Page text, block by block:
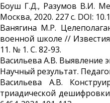
Боуш Г.Д., Разумов В.И.
Москва, 2020. 227 с. DOI:
Ванягина М.Р.
военной школе // Известия
11. № 1. С. 82-93.
Васильева А.В. Выявление
Научный результат.
Васильева А.В.
триадической